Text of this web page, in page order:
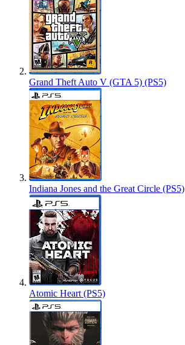
Grand Theft Auto V (GTA 5) (PS5)
Indiana Jones and the Great Circle (PS5)
Atomic Heart (PS5)